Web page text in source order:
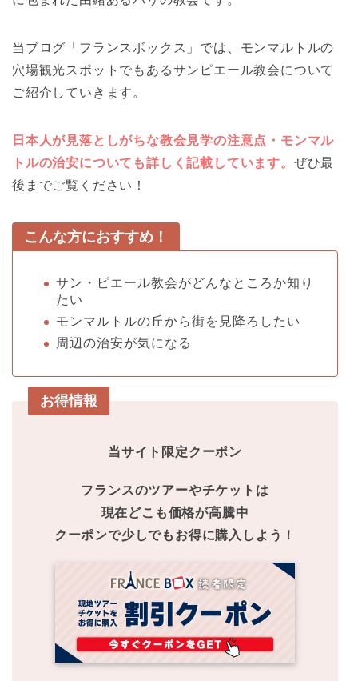
当ブログ「フランスボックス」では、モンマルトルの
穴場観光スポットでもあるサンピエール教会について
ご紹介していきます。
日本人が見落としがちな教会見学の注意点・モンマル
トルの治安についても詳しく記載しています。 ぜひ最
後までご覧ください！
こんな方におすすめ！
サン・ピエール教会がどんなところか知り
たい
モンマルトルの丘から街を見降ろしたい
周辺の治安が気になる
お得情報
当サイト限定クーポン
フランスのツアーやチケットは
現在どこも価格が高騰中
クーポンで少しでもお得に購入しよう！